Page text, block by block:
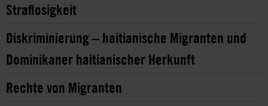
Straflosigkeit
Diskriminierung – haitianische Migranten und
Dominikaner haitianischer Herkunft
Rechte von Migranten